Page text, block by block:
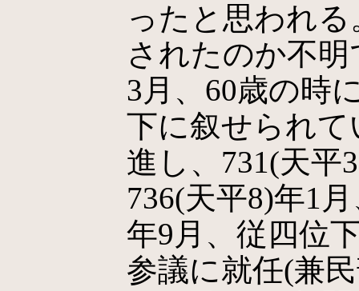
ったと思われ
されたのか不
3月、60歳の時
下に叙せられ
進し、731(天平
736(天平8)年1
年9月、従四位
参議に就任(兼